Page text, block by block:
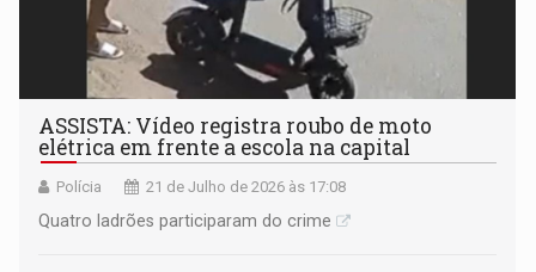
ASSISTA: Vídeo registra roubo de moto
elétrica em frente a escola na capital
Polícia 21 de Julho de 2026 às 17:08
Quatro ladrões participaram do crime